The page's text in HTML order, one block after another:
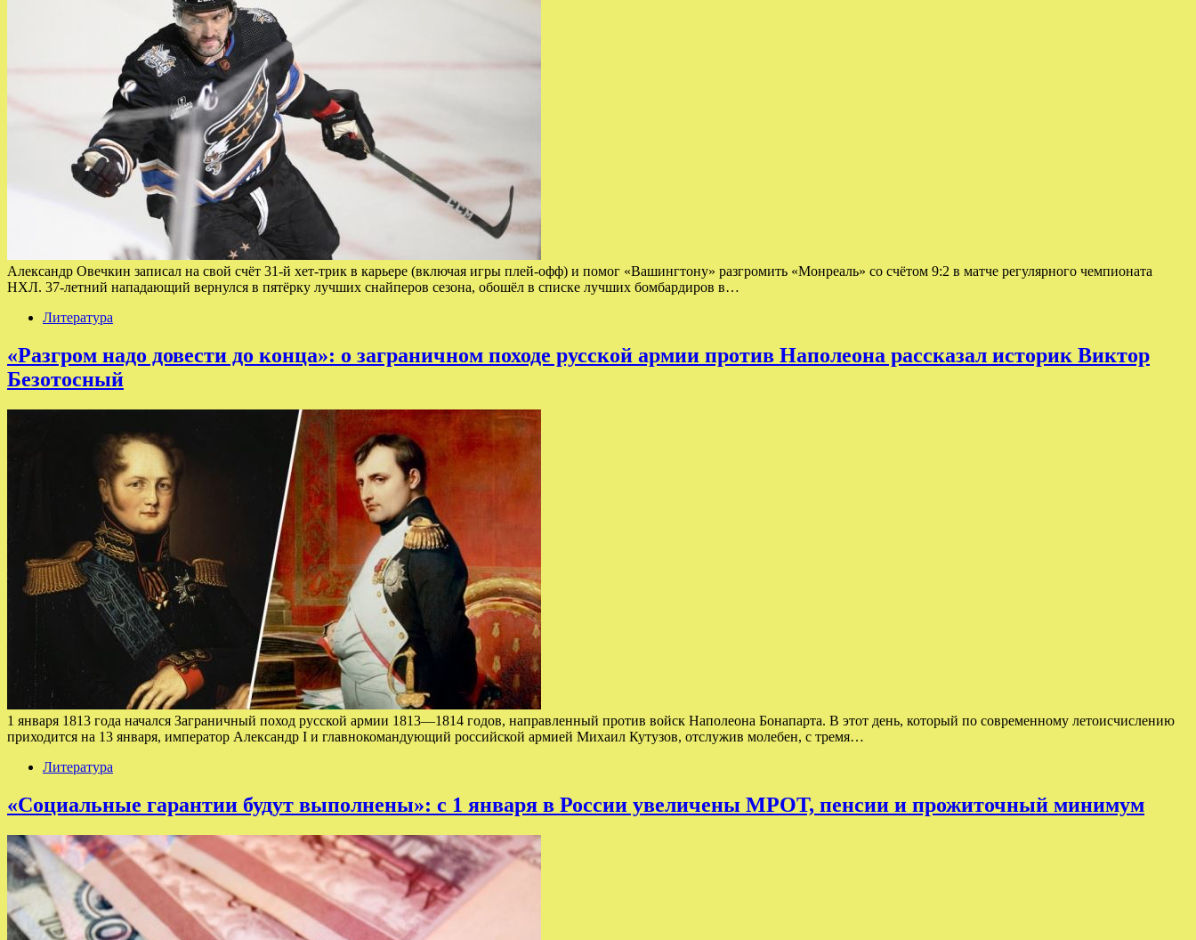
Александр Овечкин записал на свой счёт 31-й хет-трик в карьере (включая игры плей-офф) и помог «Вашингтону» разгромить «Монреаль» со счётом 9:2 в матче регулярного чемпионата
НХЛ. 37-летний нападающий вернулся в пятёрку лучших снайперов сезона, обошёл в списке лучших бомбардиров в…
Литература
«Разгром надо довести до конца»: о заграничном походе русской армии против Наполеона рассказал историк Виктор
Безотосный
1 января 1813 года начался Заграничный поход русской армии 1813—1814 годов, направленный против войск Наполеона Бонапарта. В этот день, который по современному летоисчислению
приходится на 13 января, император Александр I и главнокомандующий российской армией Михаил Кутузов, отслужив молебен, с тремя…
Литература
«Социальные гарантии будут выполнены»: с 1 января в России увеличены МРОТ, пенсии и прожиточный минимум